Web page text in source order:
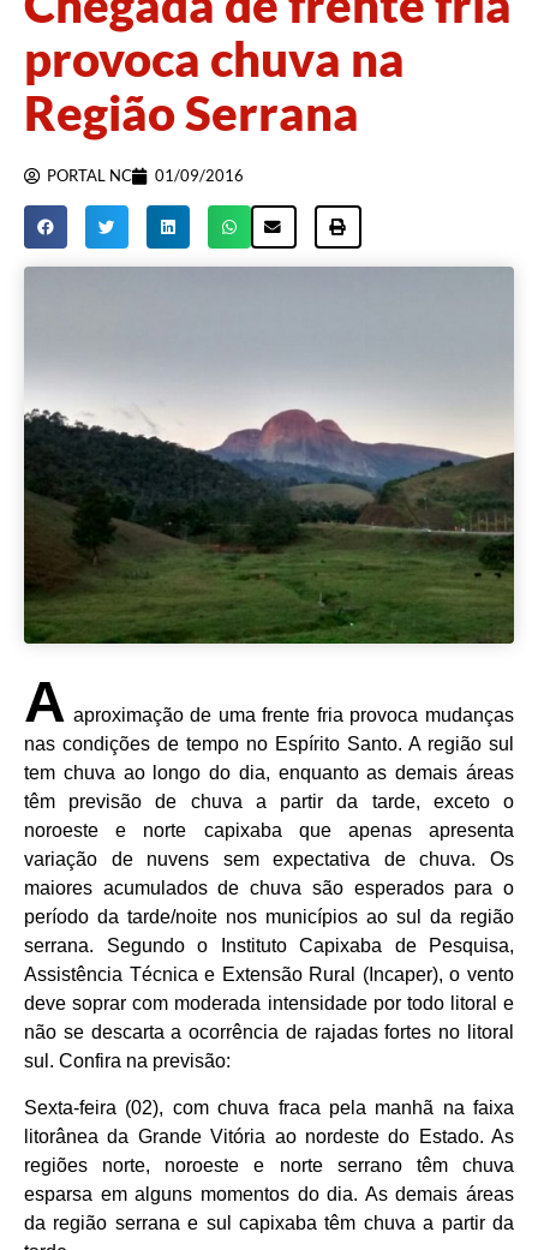
provoca chuva na
Região Serrana
PORTAL NC 01/09/2016
A aproximação de uma frente fria provoca mudanças
nas condições de tempo no Espírito Santo. A região sul
tem chuva ao longo do dia, enquanto as demais áreas
têm previsão de chuva a partir da tarde, exceto o
noroeste e norte capixaba que apenas apresenta
variação de nuvens sem expectativa de chuva. Os
maiores acumulados de chuva são esperados para o
período da tarde/noite nos municípios ao sul da região
serrana. Segundo o Instituto Capixaba de Pesquisa,
Assistência Técnica e Extensão Rural (Incaper), o vento
deve soprar com moderada intensidade por todo litoral e
não se descarta a ocorrência de rajadas fortes no litoral
sul. Confira na previsão:
Sexta-feira (02), com chuva fraca pela manhã na faixa
litorânea da Grande Vitória ao nordeste do Estado. As
regiões norte, noroeste e norte serrano têm chuva
esparsa em alguns momentos do dia. As demais áreas
da região serrana e sul capixaba têm chuva a partir da